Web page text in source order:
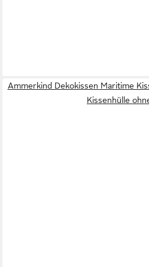
Ammerkind Dekokissen Maritime
Kissenhülle